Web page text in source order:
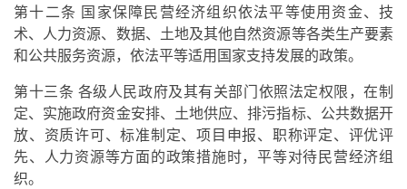
第十二条 国家保障民营经济组织依法平等使用资金、技
术、人力资源、数据、土地及其他自然资源等各类生产要素
和公共服务资源，依法平等适用国家支持发展的政策。
第十三条 各级人民政府及其有关部门依照法定权限，在制
定、实施政府资金安排、土地供应、排污指标、公共数据开
放、资质许可、标准制定、项目申报、职称评定、评优评
先、人力资源等方面的政策措施时，平等对待民营经济组
织。